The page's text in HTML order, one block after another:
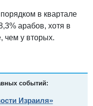
в квартале
арабов, хотя в
чем у вторых.
событий:
Израиля»